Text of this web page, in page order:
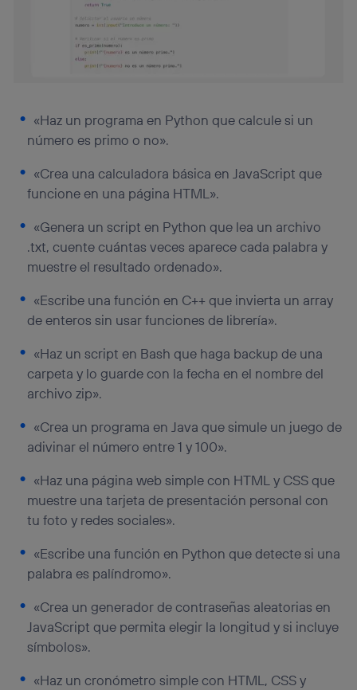
«Haz un programa en Python que calcule si un
número es primo o no».
«Crea una calculadora básica en JavaScript que
funcione en una página HTML».
«Genera un script en Python que lea un archivo
.txt, cuente cuántas veces aparece cada palabra y
muestre el resultado ordenado».
«Escribe una función en C++ que invierta un array
de enteros sin usar funciones de librería».
«Haz un script en Bash que haga backup de una
carpeta y lo guarde con la fecha en el nombre del
archivo zip».
«Crea un programa en Java que simule un juego de
adivinar el número entre 1 y 100».
«Haz una página web simple con HTML y CSS que
muestre una tarjeta de presentación personal con
tu foto y redes sociales».
«Escribe una función en Python que detecte si una
palabra es palíndromo».
«Crea un generador de contraseñas aleatorias en
JavaScript que permita elegir la longitud y si incluye
símbolos».
«Haz un cronómetro simple con HTML, CSS y